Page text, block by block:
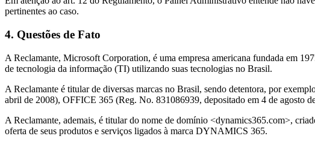
pertinentes ao caso.
4. Questões de Fato
A Reclamante, Microsoft Corporation, é uma empresa americana fundada em
de tecnologia da informação (TI) utilizando suas tecnologias no Brasil.
A Reclamante é titular de diversas marcas no Brasil, sendo detentora, por
abril de 2008), OFFICE 365 (Reg. No. 831086939, depositado em 4 de
A Reclamante, ademais, é titular do nome de domínio <dynamics365.com>,
oferta de seus produtos e serviços ligados à marca DYNAMICS 365.